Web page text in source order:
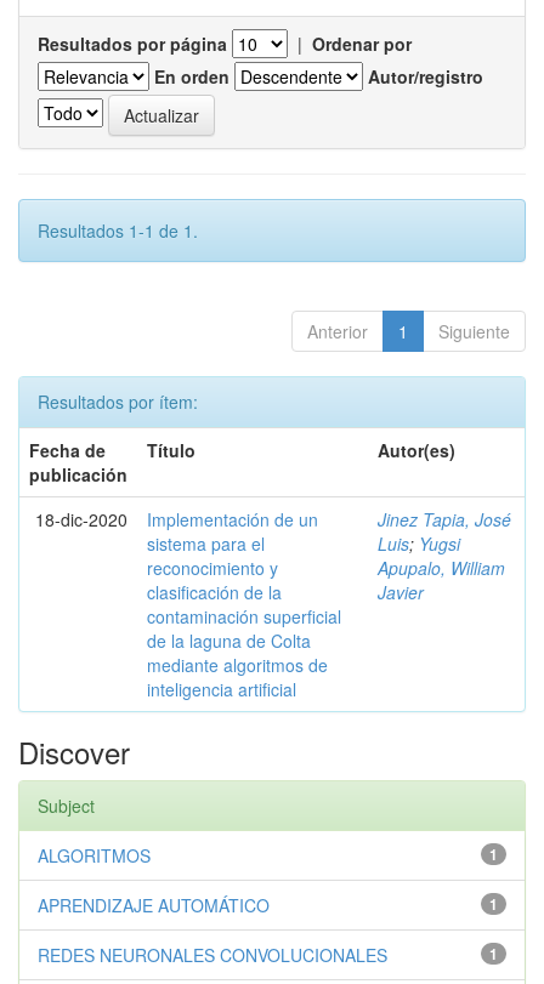
Resultados por página | Ordenar por
En orden
Autor/registro
Resultados 1-1 de 1.
Anterior 1 Siguiente
Resultados por ítem:
Fecha de
publicación
Título Autor(es)
18-dic-2020
Implementación de un
sistema para el
reconocimiento y
clasificación de la
contaminación superficial
de la laguna de Colta
mediante algoritmos de
inteligencia artificial
Jinez Tapia, José
Luis; Yugsi
Apupalo, William
Javier
Discover
Subject
1
ALGORITMOS
1
APRENDIZAJE AUTOMÁTICO
1
REDES NEURONALES CONVOLUCIONALES